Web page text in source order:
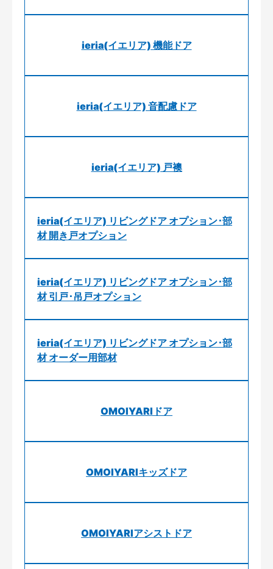
ieria(イエリア) 機能ドア
ieria(イエリア) 音配慮ドア
ieria(イエリア) 戸襖
ieria(イエリア) リビングドア オプション･部
材 開き戸オプション
ieria(イエリア) リビングドア オプション･部
材 引戸･吊戸オプション
ieria(イエリア) リビングドア オプション･部
材 オーダー用部材
OMOIYARIドア
OMOIYARIキッズドア
OMOIYARIアシストドア